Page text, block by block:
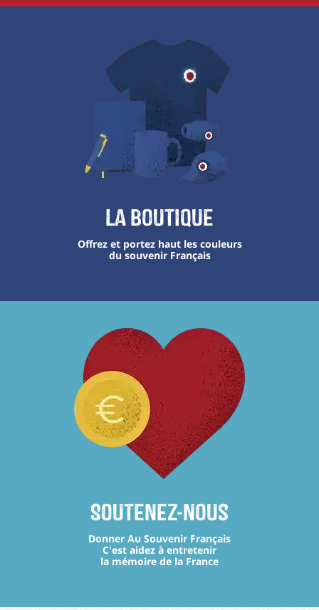
La boutique
Offrez et portez haut les couleurs
du souvenir Français
Soutenez-nous
Donner Au Souvenir Français
C'est aidez à entretenir
la mémoire de la France